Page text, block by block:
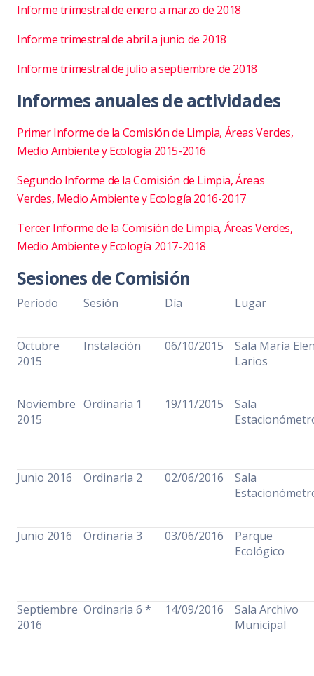
Informe trimestral de enero a marzo de 2018
Informe trimestral de abril a junio de 2018
Informe trimestral de julio a septiembre de 2018
Informes anuales de actividades
Primer Informe de la Comisión de Limpia, Áreas Verdes,
Medio Ambiente y Ecología 2015-2016
Segundo Informe de la Comisión de Limpia, Áreas
Verdes, Medio Ambiente y Ecología 2016-2017
Tercer Informe de la Comisión de Limpia, Áreas Verdes,
Medio Ambiente y Ecología 2017-2018
Sesiones de Comisión
Período Sesión Día Lugar
Octubre
2015
Instalación 06/10/2015
Sala María
Larios
Noviembre
2015
Ordinaria 1 19/11/2015
Sala
Junio 2016 Ordinaria 2 02/06/2016
Sala
Junio 2016 Ordinaria 3 03/06/2016
Parque
Ecológico
Septiembre
2016
Ordinaria 6 * 14/09/2016
Sala Archivo
Municipal